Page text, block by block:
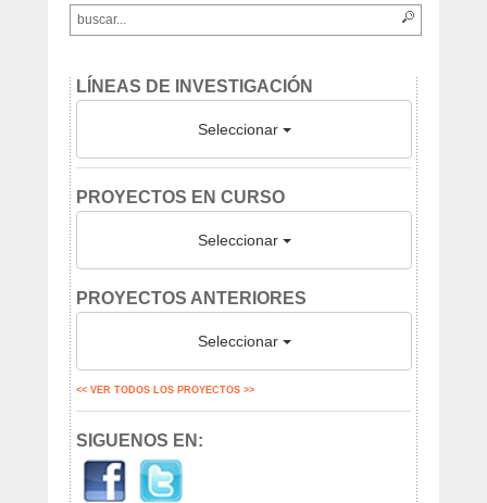
LÍNEAS DE INVESTIGACIÓN
Seleccionar
PROYECTOS EN CURSO
Seleccionar
PROYECTOS ANTERIORES
Seleccionar
<< VER TODOS LOS PROYECTOS >>
SIGUENOS EN: